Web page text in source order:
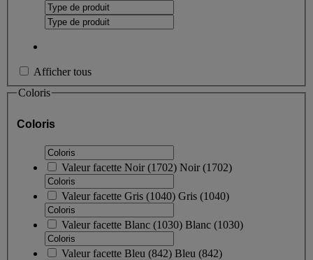
Afficher tous
Coloris
Coloris
Valeur facette Noir(1702) Noir(1702)
Valeur facette Gris (1040) Gris (1040)
Valeur facette Blanc (1030) Blanc (1030)
Valeur facette Bleu (842) Bleu (842)